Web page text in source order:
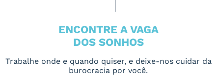
ENCONTRE A VAGA
DOS SONHOS
Trabalhe onde e quando quiser, e deixe-nos cuidar da
burocracia por você.